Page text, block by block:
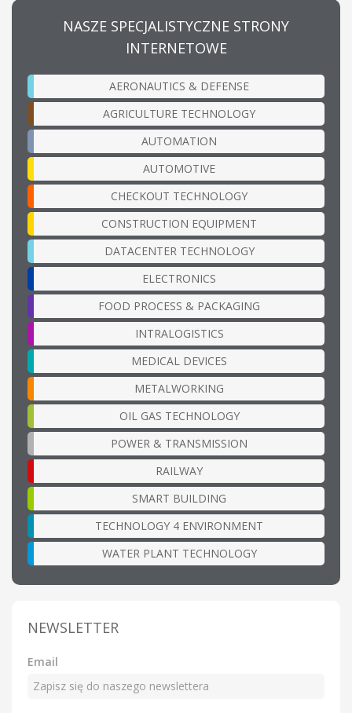
NASZE SPECJALISTYCZNE STRONY
INTERNETOWE
AERONAUTICS & DEFENSE
AGRICULTURE TECHNOLOGY
AUTOMATION
AUTOMOTIVE
CHECKOUT TECHNOLOGY
CONSTRUCTION EQUIPMENT
DATACENTER TECHNOLOGY
ELECTRONICS
FOOD PROCESS & PACKAGING
INTRALOGISTICS
MEDICAL DEVICES
METALWORKING
OIL GAS TECHNOLOGY
POWER & TRANSMISSION
RAILWAY
SMART BUILDING
TECHNOLOGY 4 ENVIRONMENT
WATER PLANT TECHNOLOGY
NEWSLETTER
Email